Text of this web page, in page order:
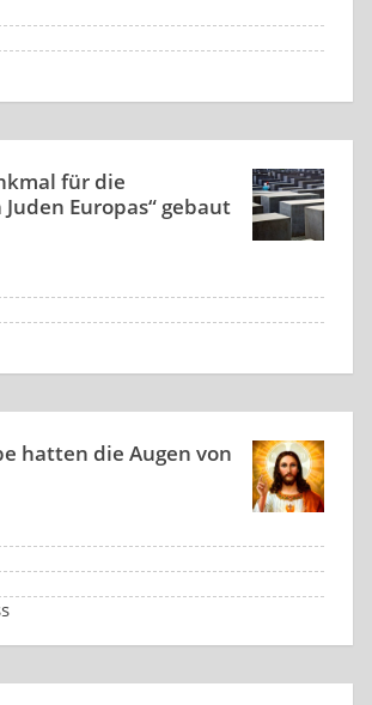
für die
Europas“ gebaut
hatten die Augen von